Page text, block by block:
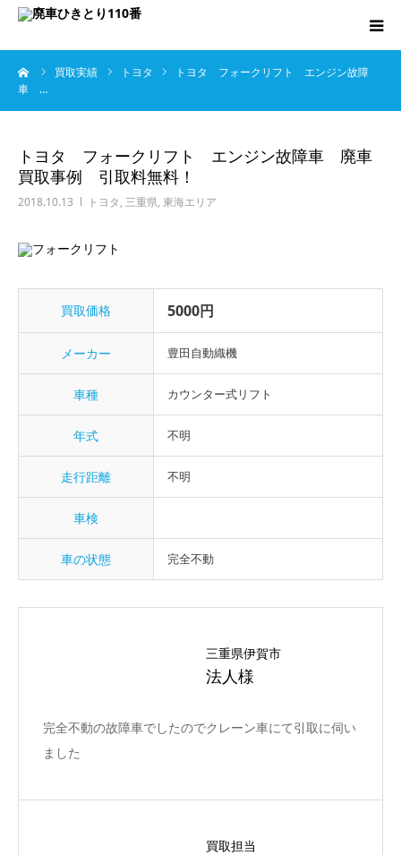
買取実績 トヨタ
トヨタ フォークリフト エンジン故障
車 …
トヨタ フォークリフト エンジン故障車 廃車
買取事例 引取料無料！
2018.10.13 トヨタ, 三重県, 東海エリア
買取価格 5000円
メーカー 豊田自動織機
車種 カウンター式リフト
年式 不明
走行距離 不明
車検
車の状態 完全不動
三重県伊賀市
法人様
完全不動の故障車でしたのでクレーン車にて引取に伺い
ました
買取担当
廃車･事故車の買取
無料査定
会社概要